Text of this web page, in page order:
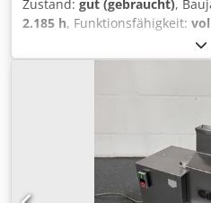
Zustand: gut (gebraucht),
2.185 h, Funktionsfähigkeit:
Angeboten wird ein
Plus.Bj.2010 400v.3,0Kw. die
einem gutem zustand voll
einsatzbereit. Betriebstd.
Haltevorrichtung,
Portionierer, Kosten Extra
Anfrage. Bar oder Vorkasse!
Gewerbetreibende , Keine